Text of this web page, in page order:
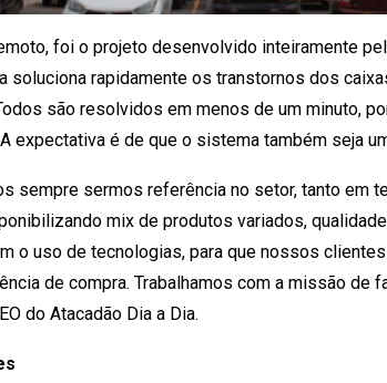
foi o projeto desenvolvido inteiramente
soluciona rapidamente os transtornos dos
são resolvidos em menos de um minuto,
expectativa é de que o sistema também seja
sempre sermos referência no setor, tanto em
mix de produtos variados,
o uso de tecnologias, para que nossos
de compra. Trabalhamos com a missão de
do Atacadão Dia a Dia.